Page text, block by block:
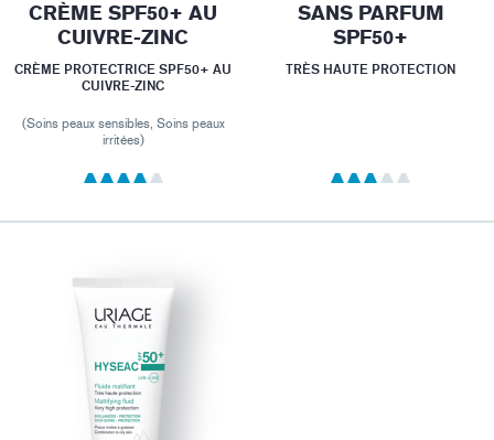
CRÈME SPF50+ AU
CUIVRE-ZINC
CRÈME PROTECTRICE SPF50+ AU
CUIVRE-ZINC
(Soins peaux sensibles, Soins peaux
irritées)
SANS PARFUM
SPF50+
TRÈS HAUTE PROTECTION